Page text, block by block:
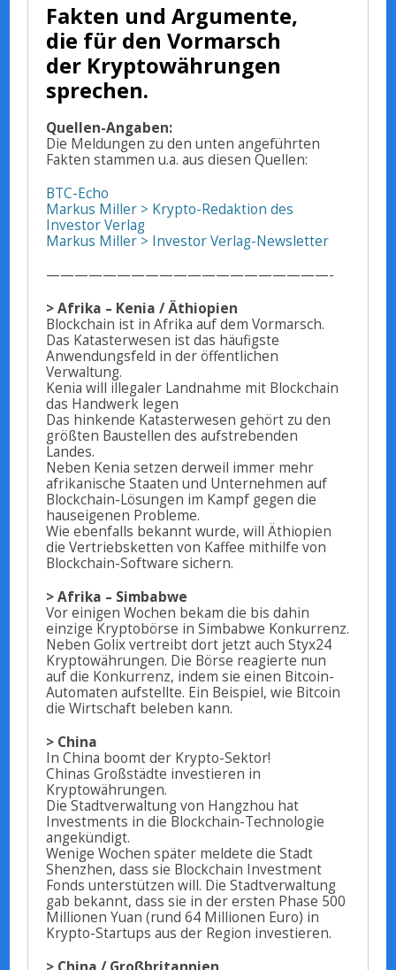
Fakten und Argumente,
die für den Vormarsch
der Kryptowährungen
sprechen.
Quellen-Angaben:
Die Meldungen zu den unten angeführten
Fakten stammen u.a. aus diesen Quellen:
BTC-Echo
Markus Miller > Krypto-Redaktion des
Investor Verlag
Markus Miller > Investor Verlag-Newsletter
————————————————————-
> Afrika – Kenia / Äthiopien
Blockchain ist in Afrika auf dem Vormarsch.
Das Katasterwesen ist das häufigste
Anwendungsfeld in der öffentlichen
Verwaltung.
Kenia will illegaler Landnahme mit Blockchain
das Handwerk legen
Das hinkende Katasterwesen gehört zu den
größten Baustellen des aufstrebenden
Landes.
Neben Kenia setzen derweil immer mehr
afrikanische Staaten und Unternehmen auf
Blockchain-Lösungen im Kampf gegen die
hauseigenen Probleme.
Wie ebenfalls bekannt wurde, will Äthiopien
die Vertriebsketten von Kaffee mithilfe von
Blockchain-Software sichern.
> Afrika – Simbabwe
Vor einigen Wochen bekam die bis dahin
einzige Kryptobörse in Simbabwe Konkurrenz.
Neben Golix vertreibt dort jetzt auch Styx24
Kryptowährungen. Die Börse reagierte nun
auf die Konkurrenz, indem sie einen Bitcoin-
Automaten aufstellte. Ein Beispiel, wie Bitcoin
die Wirtschaft beleben kann.
> China
In China boomt der Krypto-Sektor!
Chinas Großstädte investieren in
Kryptowährungen.
Die Stadtverwaltung von Hangzhou hat
Investments in die Blockchain-Technologie
angekündigt.
Wenige Wochen später meldete die Stadt
Shenzhen, dass sie Blockchain Investment
Fonds unterstützen will. Die Stadtverwaltung
gab bekannt, dass sie in der ersten Phase 500
Millionen Yuan (rund 64 Millionen Euro) in
Krypto-Startups aus der Region investieren.